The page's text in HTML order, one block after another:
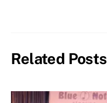
Related Posts